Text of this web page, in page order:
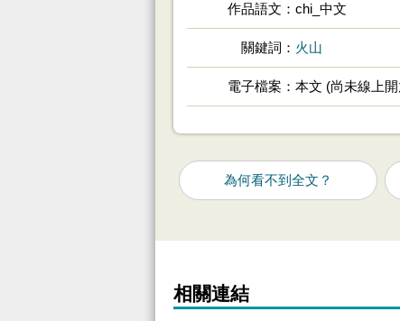
作品語文 chi_中文
關鍵詞 火山
電子檔案 本文 (尚未線上
為何看不到全文？
相關連結